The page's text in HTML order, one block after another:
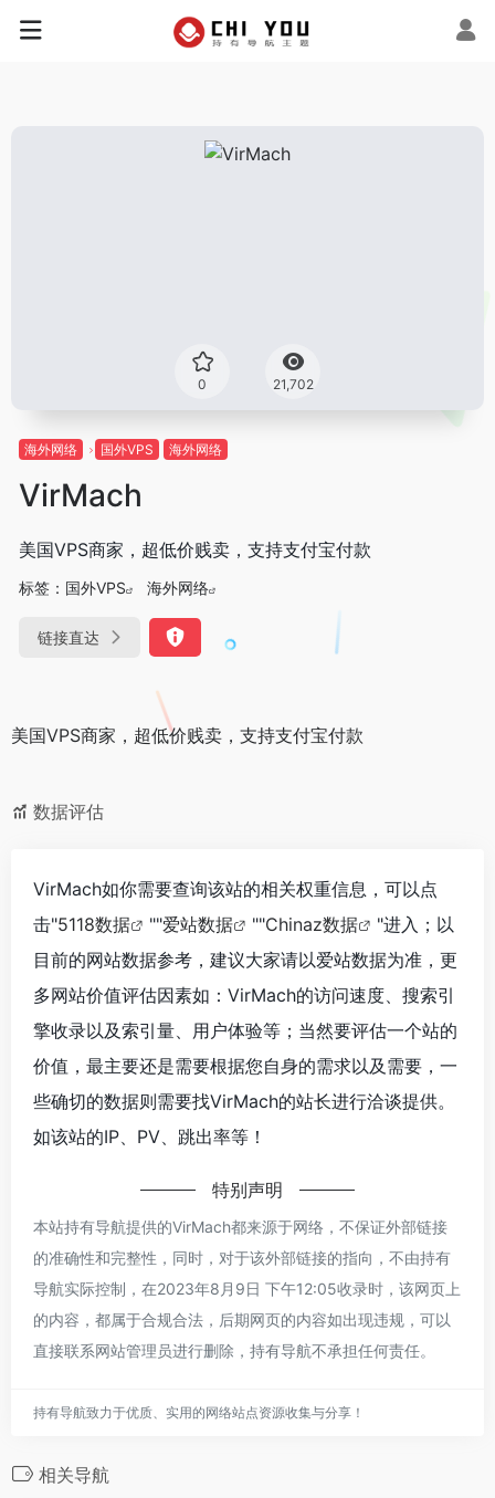
0 21,702
海外网络 国外VPS 海外网络
VirMach
美国VPS商家，超低价贱卖，支持支付宝付款
标签： 国外VPS 海外网络
链接直达
美国VPS商家，超低价贱卖，支持支付宝付款
数据评估
VirMach如你需要查询该站的相关权重信息，可以点
击"5118数据 ""爱站数据 ""Chinaz数据
"进入；以
目前的网站数据参考，建议大家请以爱站数据为准，更
多网站价值评估因素如：VirMach的访问速度、搜索引
擎收录以及索引量、用户体验等；当然要评估一个站的
价值，最主要还是需要根据您自身的需求以及需要，一
些确切的数据则需要找VirMach的站长进行洽谈提供。
如该站的IP、PV、跳出率等！
特别声明
本站持有导航提供的VirMach都来源于网络，不保证外部链接
的准确性和完整性，同时，对于该外部链接的指向，不由持有
导航实际控制，在2023年8月9日 下午12:05收录时，该网页上
的内容，都属于合规合法，后期网页的内容如出现违规，可以
直接联系网站管理员进行删除，持有导航不承担任何责任。
持有导航致力于优质、实用的网络站点资源收集与分享！
相关导航